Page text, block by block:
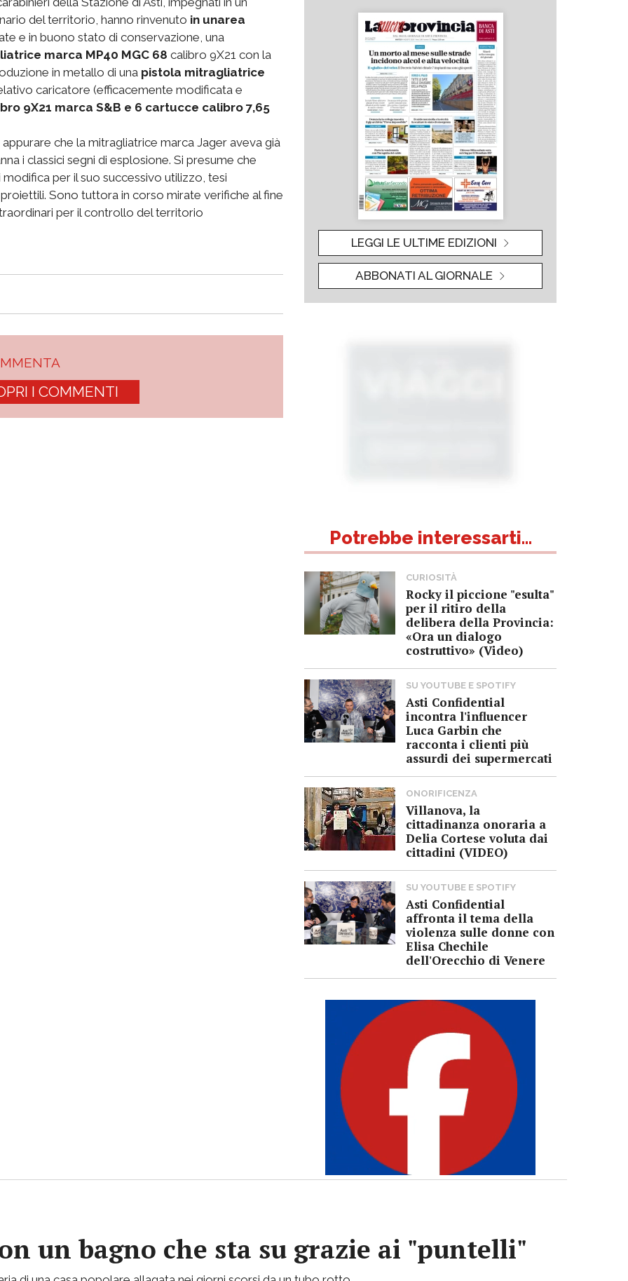
del territorio, hanno rinvenuto in unarea
e in buono stato di conservazione, una
marca MP40 MGC 68 calibro 9X21 con la
in metallo di una pistola mitragliatrice
caricatore (efficacemente modificata e
9X21 marca S&B e 6 cartucce calibro 7,65
che la mitragliatrice marca Jager aveva già
i classici segni di esplosione. Si presume che
per il suo successivo utilizzo, tesi
Sono tuttora in corso mirate verifiche al fine
per il controllo del territorio
I COMMENTI
LEGGI LE ULTIME EDIZIONI
ABBONATI AL GIORNALE
Potrebbe interessarti...
CURIOSITÀ
Rocky il piccione "esulta"
per il ritiro della
delibera della Provincia:
«Ora un dialogo
costruttivo» (Video)
SU YOUTUBE E SPOTIFY
Asti Confidential
incontra l'influencer
Luca Garbin che
racconta i clienti più
assurdi dei supermercati
ONORIFICENZA
Villanova, la
cittadinanza onoraria a
Delia Cortese voluta dai
cittadini (VIDEO)
SU YOUTUBE E SPOTIFY
Asti Confidential
affronta il tema della
violenza sulle donne con
Elisa Chechile
dell'Orecchio di Venere
un bagno che sta su grazie ai "puntelli"